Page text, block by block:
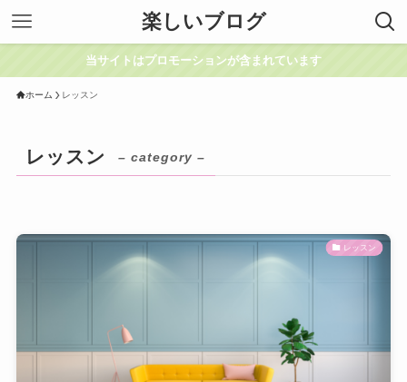
楽しいブログ
当サイトはプロモーションが含まれています
ホーム レッスン
レッスン – category –
レッスン